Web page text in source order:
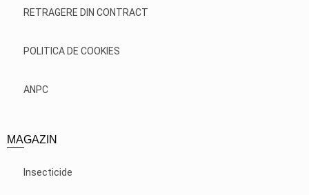
RETRAGERE DIN CONTRACT
POLITICA DE COOKIES
ANPC
MAGAZIN
Insecticide